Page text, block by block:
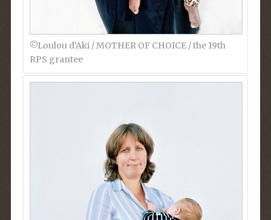
©︎Loulou d’Aki / MOTHER OF CHOICE / the 19th
RPS grantee